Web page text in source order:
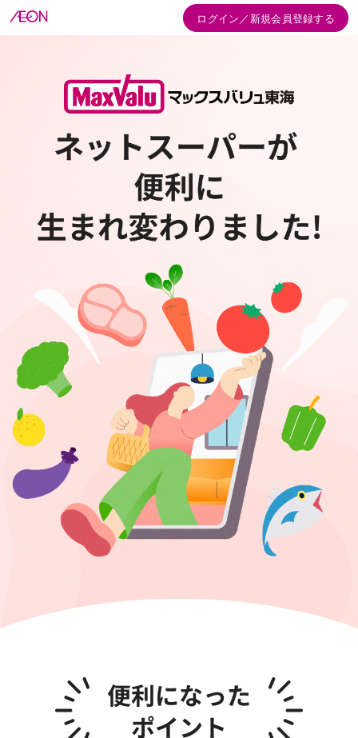
ログイン／新規会員登録する